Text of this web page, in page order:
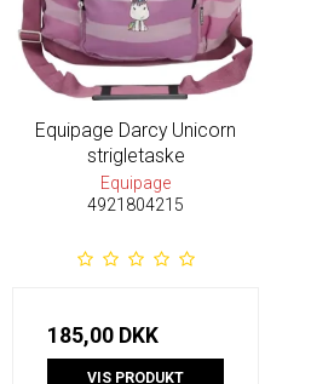
Equipage Darcy Unicorn
strigletaske
Equipage
4921804215
185,00 DKK
VIS PRODUKT